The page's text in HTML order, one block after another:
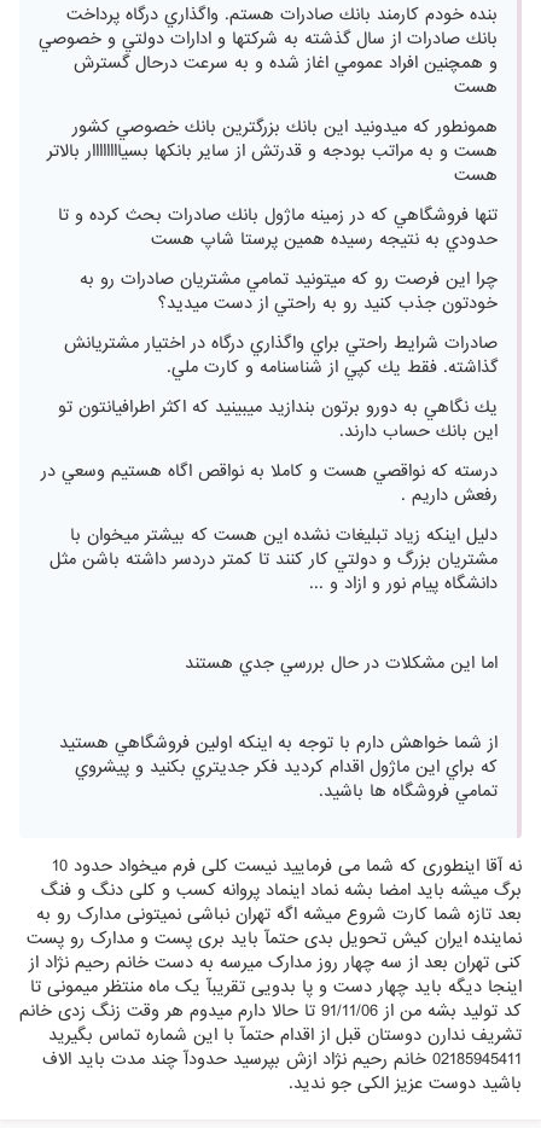
بنده خودم كارمند بانك صادرات هستم. واگذاري درگاه پرداخت
بانك صادرات از سال گذشته به شركتها و ادارات دولتي و خصوصي
و همچنين افراد عمومي اغاز شده و به سرعت درحال گسترش
هست
همونطور كه ميدونيد اين بانك بزرگترين بانك خصوصي كشور
هست و به مراتب بودجه و قدرتش از ساير بانكها بسياااااااار بالاتر
هست
تنها فروشگاهي كه در زمينه ماژول بانك صادرات بحث كرده و تا
حدودي به نتيجه رسيده همين پرستا شاپ هست
چرا اين فرصت رو كه ميتونيد تمامي مشتريان صادرات رو به
خودتون جذب كنيد رو به راحتي از دست ميديد؟
صادرات شرايط راحتي براي واگذاري درگاه در اختيار مشتريانش
گذاشته. فقط يك كپي از شناسنامه و كارت ملي.
يك نگاهي به دورو برتون بندازيد ميبينيد كه اكثر اطرافيانتون تو
اين بانك حساب دارند.
درسته كه نواقصي هست و كاملا به نواقص اگاه هستيم وسعي در
رفعش داريم .
دليل اينكه زياد تبليغات نشده اين هست كه بيشتر ميخوان با
مشتريان بزرگ و دولتي كار كنند تا كمتر دردسر داشته باشن مثل
دانشگاه پيام نور و ازاد و ...
اما اين مشكلات در حال بررسي جدي هستند
از شما خواهش دارم با توجه به اينكه اولين فروشگاهي هستيد
كه براي اين ماژول اقدام كرديد فكر جديتري بكنيد و پيشروي
تمامي فروشگاه ها باشيد.
نه آقا اینطوری که شما می فرمایید نیست کلی فرم میخواد حدود 10
برگ میشه باید امضا بشه نماد اینماد پروانه کسب و کلی دنگ و فنگ
بعد تازه شما کارت شروع میشه اگه تهران نباشی نمیتونی مدارک رو به
نماینده ایران کیش تحویل بدی حتمآ باید بری پست و مدارک رو پست
کنی تهران بعد از سه چهار روز مدارک میرسه به دست خانم رحیم نژاد از
اینجا دیگه باید چهار دست و پا بدویی تقریبآ یک ماه منتظر میمونی تا
کد تولید بشه من از 91/11/06 تا حالا دارم میدوم هر وقت زنگ زدی خانم
تشریف ندارن دوستان قبل از اقدام حتمآ با این شماره تماس بگیرید
02185945411 خانم رحیم نژاد ازش بپرسید حدودآ چند مدت باید الاف
باشید دوست عزیز الکی جو ندید.